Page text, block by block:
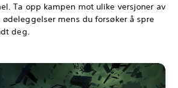
Ta opp kampen mot ulike versjoner av
ødeleggelser mens du forsøker å spre
deg.